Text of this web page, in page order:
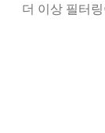
더 이상 필터